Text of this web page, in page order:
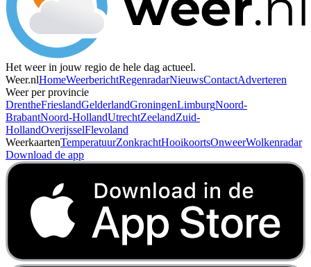
Het weer in jouw regio de hele dag actueel.
Weer.nlHomeWeerberichtRegenradarNieuwsContactAdverteren
Weer per provincie
DrentheFrieslandGelderlandGroningenLimburgNoord-
BrabantNoord-HollandUtrechtZeelandZuid-
HollandOverijsselFlevoland
WeerkaartenTemperatuurZonkrachtHooikoortsOnweerWolkenradar
Download de app